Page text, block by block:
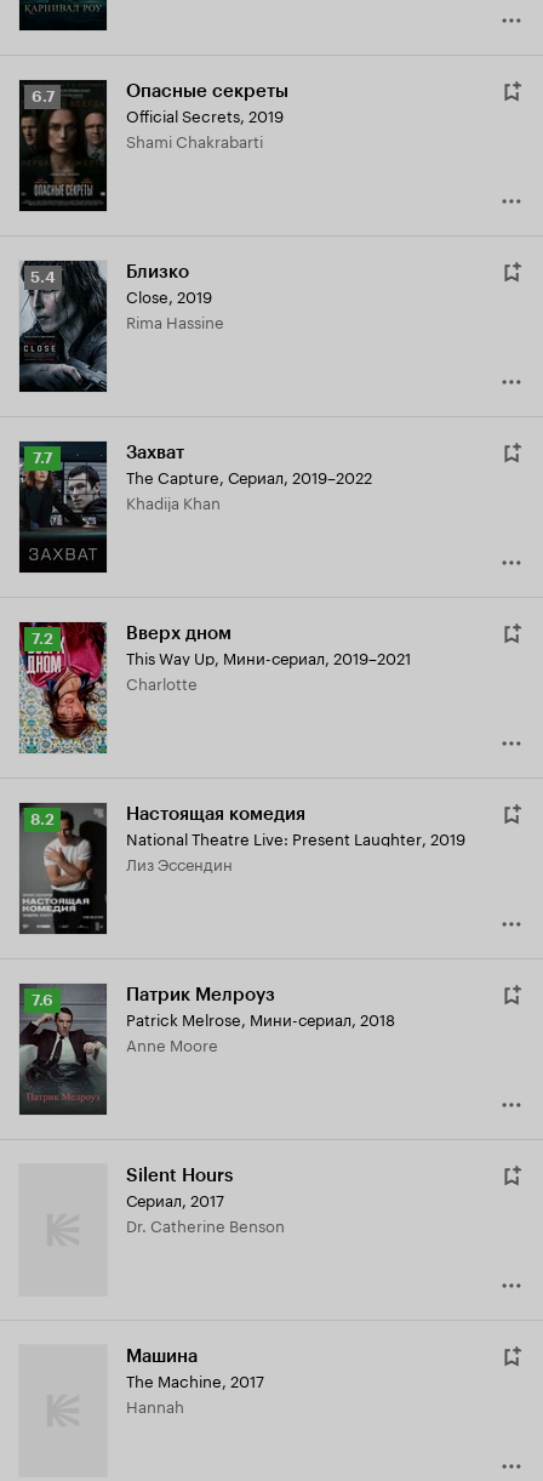
Рейтинг
Кинопоиска
6.7
6.7 Опасные секреты
Official Secrets, 2019
Shami Chakrabarti
Рейтинг
Кинопоиска
5.4
5.4 Близко
Close, 2019
Rima Hassine
Рейтинг
Кинопоиска
7.7 Захват
The Capture, Сериал, 2019–2022
Khadija Khan
Рейтинг
Кинопоиска
7.2
7.2 Вверх дном
This Way Up, Мини-сериал, 2019–2021
Charlotte
Рейтинг
Кинопоиска
8.2
8.2 Настоящая комедия
National Theatre Live: Present Laughter, 2019
Лиз Эссендин
Рейтинг
Кинопоиска
7.6
7.6 Патрик Мелроуз
Patrick Melrose, Мини-сериал, 2018
Anne Moore
Silent Hours
Сериал, 2017
Dr. Catherine Benson
Машина
The Machine, 2017
Hannah